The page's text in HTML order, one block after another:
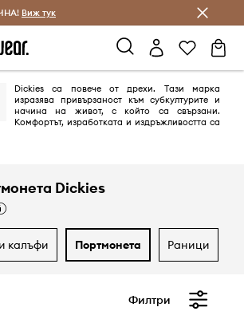
Спестявай с Answear Club
Виж тук
Dickies са повече от дрехи. Тaзи марка
изразява привързаност към субкултурите и
начина на живот, с който са свързани.
Комфортът, изработката и издръжливостта са
Dickies
калъфи портмонета раници
Филтри